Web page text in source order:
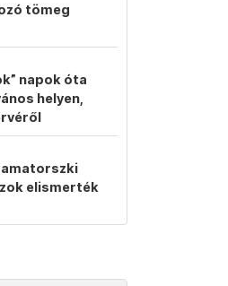
tömeg
napok óta
helyen,
elismerték